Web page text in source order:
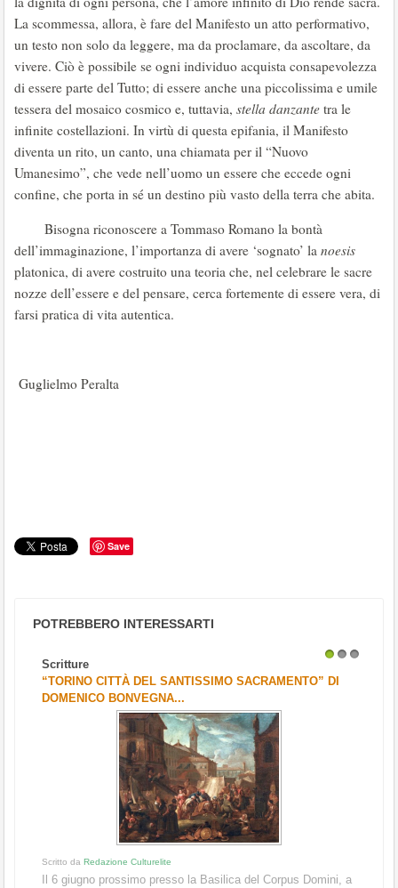
La scommessa, allora, è fare del Manifesto un atto performativo,
un testo non solo da leggere, ma da proclamare, da ascoltare, da
vivere. Ciò è possibile se ogni individuo acquista consapevolezza
di essere parte del Tutto; di essere anche una piccolissima e umile
tessera del mosaico cosmico e, tuttavia, stella danzante tra le
infinite costellazioni. In virtù di questa epifania, il Manifesto
diventa un rito, un canto, una chiamata per il “Nuovo
Umanesimo”, che vede nell’uomo un essere che eccede ogni
confine, che porta in sé un destino più vasto della terra che abita.
Bisogna riconoscere a Tommaso Romano la bontà
dell’immaginazione, l’importanza di avere ‘sognato’ la noesis
platonica, di avere costruito una teoria che, nel celebrare le sacre
nozze dell’essere e del pensare, cerca fortemente di essere vera, di
farsi pratica di vita autentica.
Guglielmo Peralta
Save
POTREBBERO INTERESSARTI
Scritture
“TORINO CITTÀ DEL SANTISSIMO SACRAMENTO” DI
DOMENICO BONVEGNA...
Scritto da Redazione Culturelite
Il 6 giugno prossimo presso la Basilica del Corpus Domini, a